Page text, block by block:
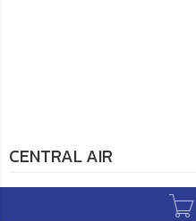
CENTRAL AIR